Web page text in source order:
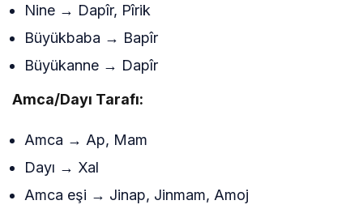
Nine → Dapîr, Pîrik
Büyükbaba → Bapîr
Büyükanne → Dapîr
Amca/Dayı Tarafı:
Amca → Ap, Mam
Dayı → Xal
Amca eşi → Jinap, Jinmam, Amoj